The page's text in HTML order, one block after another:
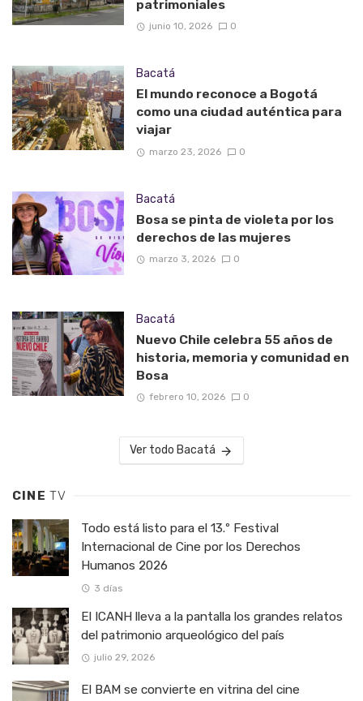
patrimoniales
junio 10, 2026 0
Bacatá
El mundo reconoce a Bogotá
como una ciudad auténtica para
viajar
marzo 23, 2026 0
Bacatá
Bosa se pinta de violeta por los
derechos de las mujeres
marzo 3, 2026 0
Bacatá
Nuevo Chile celebra 55 años de
historia, memoria y comunidad en
Bosa
febrero 10, 2026 0
Ver todo Bacatá
CINETV
Todo está listo para el 13.º Festival
Internacional de Cine por los Derechos
Humanos 2026
3 días
El ICANH lleva a la pantalla los grandes relatos
del patrimonio arqueológico del país
julio 29, 2026
El BAM se convierte en vitrina del cine